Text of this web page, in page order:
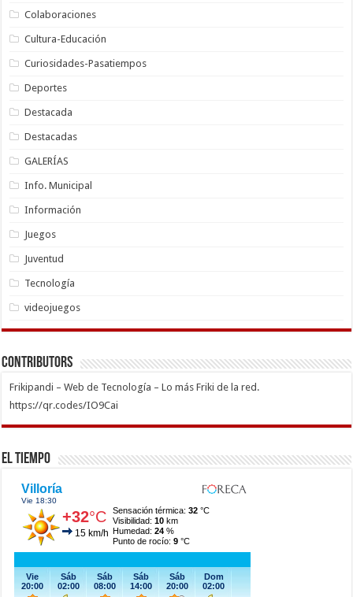
Colaboraciones
Cultura-Educación
Curiosidades-Pasatiempos
Deportes
Destacada
Destacadas
GALERÍAS
Info. Municipal
Información
Juegos
Juventud
Tecnología
videojuegos
Contributors
Frikipandi – Web de Tecnología – Lo más Friki de la red.
https://qr.codes/IO9Cai
El Tiempo